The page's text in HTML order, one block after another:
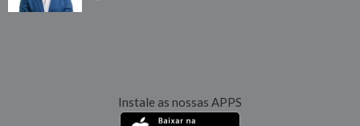
Instale as nossas APPS